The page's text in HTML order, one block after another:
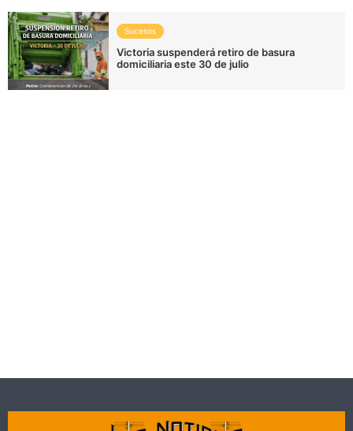
Sucesos
Victoria suspenderá retiro de basura
domiciliaria este 30 de julio